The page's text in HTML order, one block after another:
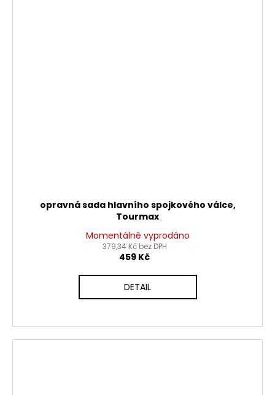
opravná sada hlavního spojkového válce,
Tourmax
Momentálně vyprodáno
379,34 Kč bez DPH
459 Kč
DETAIL